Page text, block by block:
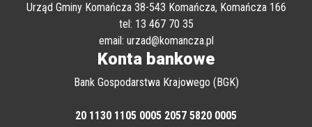
Urząd Gminy Komańcza 38-543 Komańcza, Komańcza 166
tel: 13 467 70 35
email: urzad@komancza.pl
Konta bankowe
Bank Gospodarstwa Krajowego (BGK)
20 1130 1105 0005 2057 5820 0005